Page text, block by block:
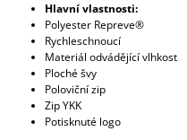
Hlavní vlastnosti:
Polyester Repreve®
Rychleschnoucí
Materiál odvádějící vlhkost
Ploché švy
Poloviční zip
Zip YKK
Potisknuté logo